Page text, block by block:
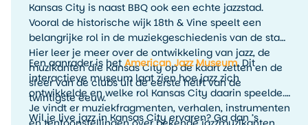
Kansas City is naast BBQ ook een echte jazzstad.
Vooral de historische wijk 18th & Vine speelt een
belangrijke rol in de muziekgeschiedenis van de stad.
Hier leer je meer over de ontwikkeling van jazz, de
muzikanten die Kansas City op de kaart zetten en de
sfeer van de clubs uit de eerste helft van de
twintigste eeuw.
Een aanrader is hetAmerican Jazz Museum. Dit
interactieve museum laat zien hoe jazz zich
ontwikkelde en welke rol Kansas City daarin speelde.
Je vindt er muziekfragmenten, verhalen, instrumenten
Wil je live jazz in Kansas City ervaren? Ga dan ’s